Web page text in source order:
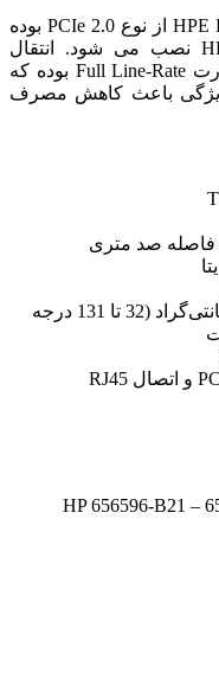
کارت شبکه HPE Ethernet 10Gb 2-port 530T از نوع PCIe 2.0 بوده
و براحتی روی سرورهای HPE Proliant نصب می شود. انتقال
اطلاعات در این مدل کارت شبکه بصورت Full Line-Rate بوده که
ویژگی باعث کاهش مصرف
دمای عملیاتی بین 0 تا 55 درجه سانتی‌گراد (32 تا 131 درجه
HP 656596-B21 –